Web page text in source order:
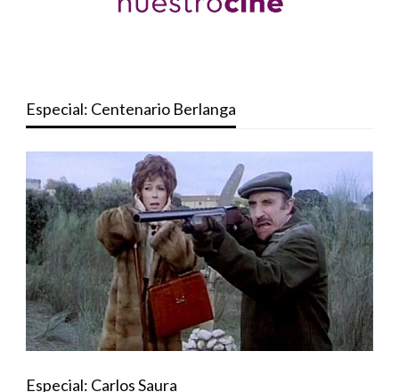
Especial: Centenario Berlanga
Especial: Carlos Saura